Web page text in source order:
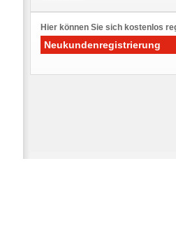
Hier können Sie sich kostenlos
Neukundenregistrierung